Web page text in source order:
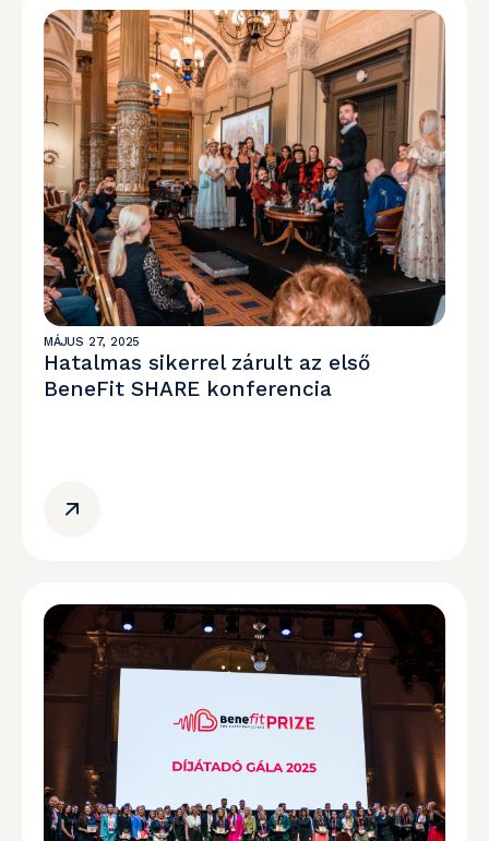
MÁJUS 27, 2025
Hatalmas sikerrel zárult az első
BeneFit SHARE konferencia